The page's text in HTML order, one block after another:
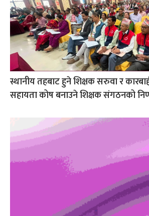
स्थानीय तहबाट हुने शिक्षक सरुवा र
सहायता कोष बनाउने शिक्षक संगठनको